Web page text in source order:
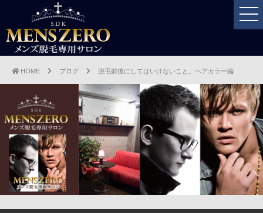
HOME ブログ 脱毛前後にしてはいけないこと。ヘアカラー編